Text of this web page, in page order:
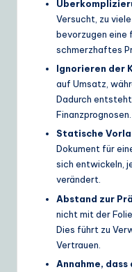
Versucht, zu
bevorzugen eine
schmerzhaftes
Ignorieren der
auf Umsatz,
Dadurch entsteht
Finanzprognosen.
Statische
Dokument für
sich entwickeln,
verändert.
Abstand zur
nicht mit der
Dies führt zu
Vertrauen.
Annahme,